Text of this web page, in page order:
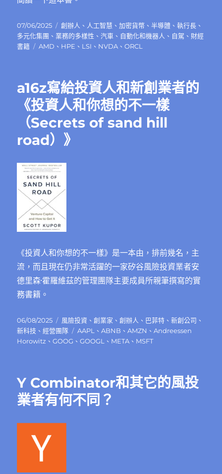
發
佈
日
07/06/2025
分
類
創辦人 、 人工智慧 、加密貨幣 、半導體 、執行長 、
多元化集團 、 業務的多樣性 、 汽車 、 自動化和機器人 、 自駕 、 財經
書籍
標
AMD 、 HPE 、 LSI 、 NVDA 、ORCL
a16z寫給投資人和新創業者的
《投資人和你想的不一樣
（Secrets of sand hill
road）》
《投資人和你想的不一樣》是一本由，排前幾名，主
流，而且現在仍非常活躍的一家矽谷風險投資業者安
德里森·霍羅維茲的管理團隊主要成員所親筆撰寫的實
務書籍。
發
佈
日
06/08/2025
分
類
風險投資 、創業家 、創辦人 、 巴菲特 、新創公司 、
新科技 、經營團隊
標
籤
AAPL 、ABNB 、AMZN 、Andreessen
Horowitz 、GOOG 、GOOGL 、 META 、 MSFT
Y Combinator和其它的風投
業者有何不同？